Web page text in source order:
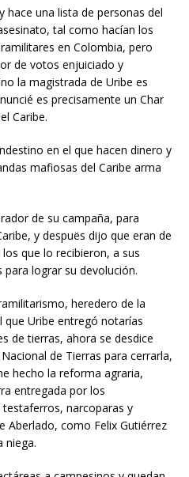
una lista de personas del
tal como hacían los
en Colombia, pero
de votos enjuiciado y
la magistrada de Uribe es
es precisamente un Char
Caribe.
en el que hacen dinero y
mafiosas del Caribe arma
de su campaña, para
y despuës dijo que eran de
que lo recibieron, a sus
lograr su devolución.
heredero de la
que Uribe entregó notarías
de tierras, ahora se desdice
de Tierras para cerrarla,
hecho la reforma agraria,
entregada por los
narcoparas y
Aberlado, como Felix Gutiérrez
niega.